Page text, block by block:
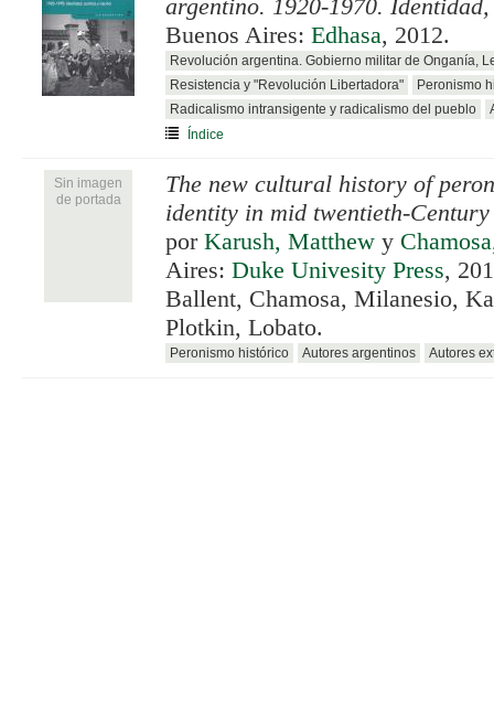
argentino. 1920-1970.
Buenos Aires: Edhasa, 2012.
Revolución argentina. Gobierno militar de Onganía,
Resistencia y "Revolución Libertadora"
Peronismo
Radicalismo intransigente y radicalismo del pueblo
Índice
Sin imagen
de portada
The new cultural history of
identity in mid twentieth-
por Karush, Matthew y
Aires: Duke Univesity Press,
Ballent, Chamosa, Milanesio,
Plotkin, Lobato.
Peronismo histórico Autores argentinos Autores